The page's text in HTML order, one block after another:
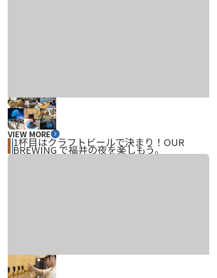
VIEW MORE
1杯目はクラフトビールで決まり！OUR
BREWING で福井の夜を楽しもう。